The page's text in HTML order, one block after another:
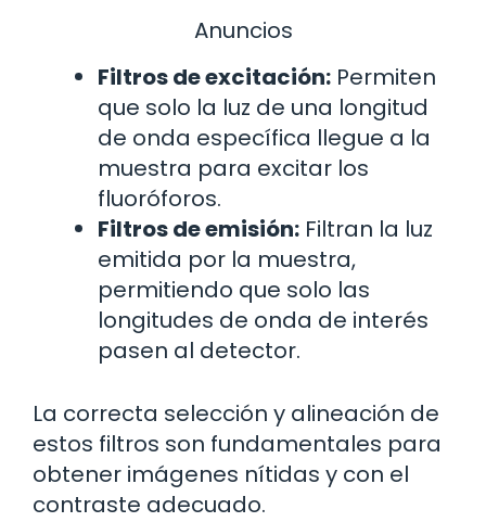
Anuncios
Filtros de excitación: Permiten
que solo la luz de una longitud
de onda específica llegue a la
muestra para excitar los
fluoróforos.
Filtros de emisión: Filtran la luz
emitida por la muestra,
permitiendo que solo las
longitudes de onda de interés
pasen al detector.
La correcta selección y alineación de
estos filtros son fundamentales para
obtener imágenes nítidas y con el
contraste adecuado.